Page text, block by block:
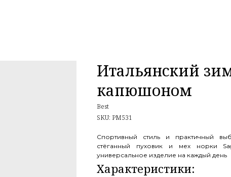
Итальянский
капюшоном
Best
SKU: PM531
Спортивный стиль и практичный
стёганный пуховик и мех норки
универсальное изделие на каждый день